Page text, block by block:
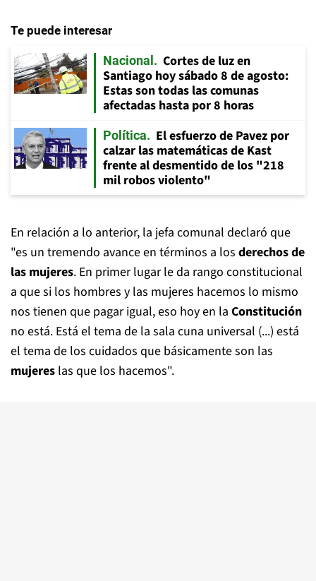
Te puede interesar
Nacional
Cortes de luz en
Santiago hoy sábado 8 de agosto:
Estas son todas las comunas
afectadas hasta por 8 horas
Política
El esfuerzo de Pavez por
calzar las matemáticas de Kast
frente al desmentido de los "218
mil robos violento"
En relación a lo anterior, la jefa comunal declaró que
"es un tremendo avance en términos a los derechos de
las mujeres. En primer lugar le da rango constitucional
a que si los hombres y las mujeres hacemos lo mismo
nos tienen que pagar igual, eso hoy en la Constitución
no está. Está el tema de la sala cuna universal (...) está
el tema de los cuidados que básicamente son las
mujeres las que los hacemos".